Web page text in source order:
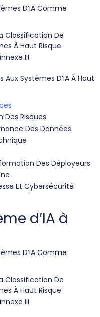
D’IA Comme
Classification De
À Haut Risque
III
Systèmes D’IA À Haut
Des Risques
Des Données
Des Déployeurs
Et Cybersécurité
d’IA à
D’IA Comme
Classification De
À Haut Risque
III